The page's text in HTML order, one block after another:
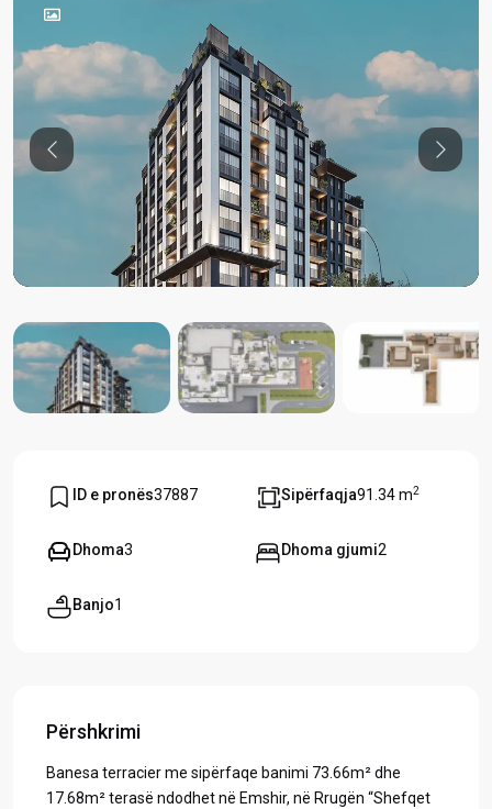
Previous
ID e pronës37887 Sipërfaqja91.34 m2
Dhoma3 Dhoma gjumi2
Banjo1
Përshkrimi
Banesa terracier me sipërfaqe banimi 73.66m² dhe
17.68m² terasë ndodhet në Emshir, në Rrugën “Shefqet